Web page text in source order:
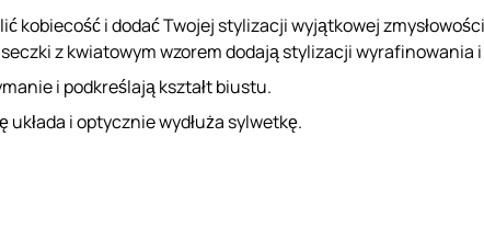
i dodać Twojej stylizacji wyjątkowej
z kwiatowym wzorem dodają stylizacji wyrafinowania
i podkreślają kształt biustu.
i optycznie wydłuża sylwetkę.